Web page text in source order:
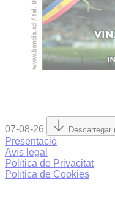
07-08-26 Descarregar
Presentació
Avís legal
Política de Privacitat
Política de Cookies